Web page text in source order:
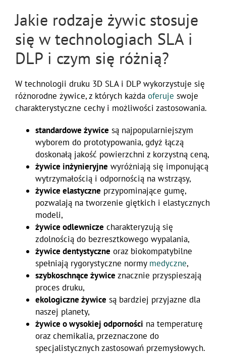
Jakie rodzaje żywic stosuje
się w technologiach SLA i
DLP i czym się różnią?
W technologii druku 3D SLA i DLP wykorzystuje się
różnorodne żywice, z których każda oferuje swoje
charakterystyczne cechy i możliwości zastosowania.
standardowe żywice są najpopularniejszym
wyborem do prototypowania, gdyż łączą
doskonałą jakość powierzchni z korzystną ceną,
żywice inżynieryjne wyróżniają się imponującą
wytrzymałością i odpornością na wstrząsy,
żywice elastyczne przypominające gumę,
pozwalają na tworzenie giętkich i elastycznych
modeli,
żywice odlewnicze charakteryzują się
zdolnością do bezresztkowego wypalania,
żywice dentystyczne oraz biokompatybilne
spełniają rygorystyczne normy medyczne,
szybkoschnące żywice znacznie przyspieszają
proces druku,
ekologiczne żywice są bardziej przyjazne dla
naszej planety,
żywice o wysokiej odporności na temperaturę
oraz chemikalia, przeznaczone do
specjalistycznych zastosowań przemysłowych.